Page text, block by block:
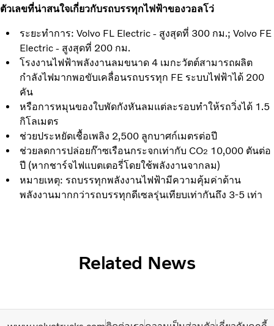
ตัวเลขที่น่าสนใจเกี่ยวกับรถบรรทุกไฟฟ้าของวอลโว่
ระยะทำการ: Volvo FL Electric - สูงสุดที่ 300 กม.; Volvo FE
Electric - สูงสุดที่ 200 กม.
โรงงานไฟฟ้าพลังงานลมขนาด 4 เมกะวัตต์สามารถผลิต
กำลังไฟมากพอขับเคลื่อนรถบรรทุก FE ระบบไฟฟ้าได้ 200
คัน
หรือการหมุนของใบพัดกังหันลมแต่ละรอบทำให้รถวิ่งได้ 1.5
กิโลเมตร
ช่วยประหยัดเชื้อเพลิง 2,500 ลูกบาศก์เมตรต่อปี
ช่วยลดการปล่อยก๊าซเรือนกระจกเท่ากับ CO2 10,000 ตันต่อ
ปี (หากชาร์จไฟแบตเตอรี่โดยใช้พลังงานจากลม)
หมายเหตุ: รถบรรทุกพลังงานไฟฟ้ามีความคุ้มค่าด้าน
พลังงานมากกว่ารถบรรทุกดีเซลรุ่นเทียบเท่ากันถึง 3-5 เท่า
Related News